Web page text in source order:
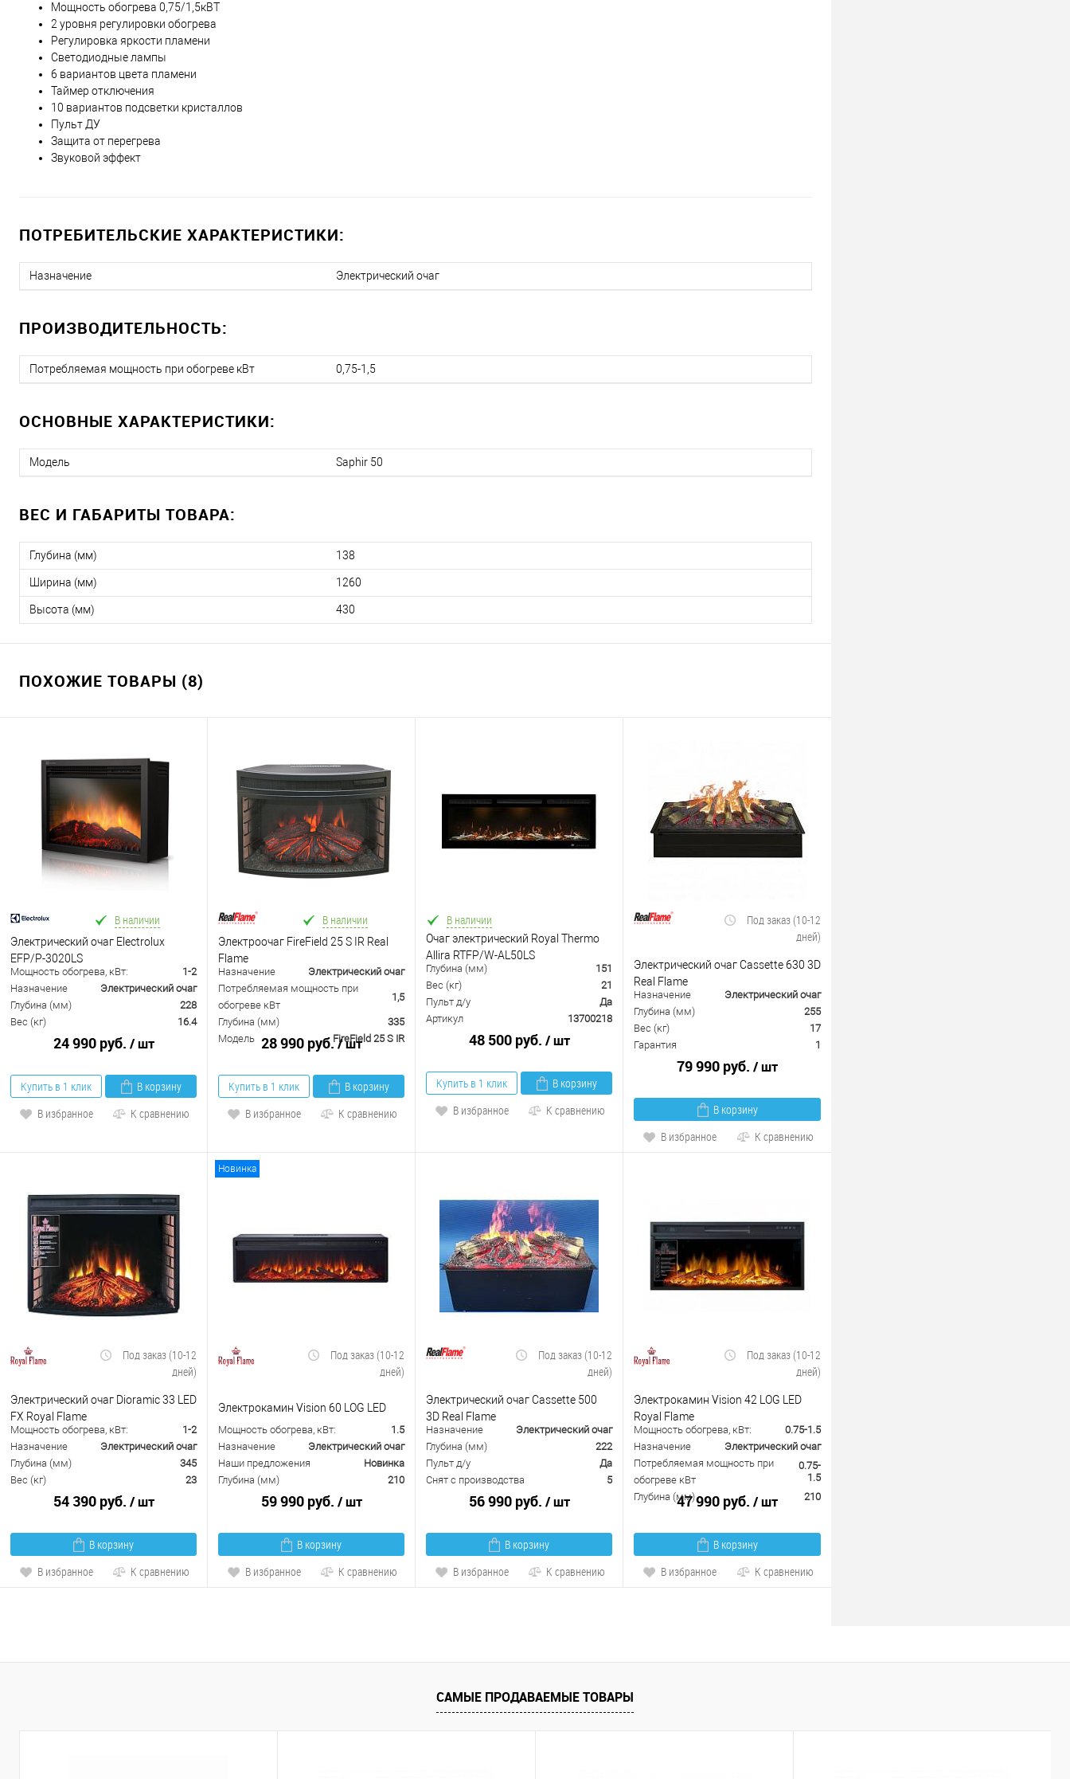
Мощность обогрева 0,75/1,5кВТ
2 уровня регулировки обогрева
Регулировка яркости пламени
Светодиодные лампы
6 вариантов цвета пламени
Таймер отключения
10 вариантов подсветки кристаллов
Пульт ДУ
Защита от перегрева
Звуковой эффект
ПОТРЕБИТЕЛЬСКИЕ ХАРАКТЕРИСТИКИ:
Назначение Электрический очаг
ПРОИЗВОДИТЕЛЬНОСТЬ:
Потребляемая мощность при обогреве кВт 0,75-1,5
ОСНОВНЫЕ ХАРАКТЕРИСТИКИ:
Модель Saphir 50
ВЕС И ГАБАРИТЫ ТОВАРА:
Глубина (мм) 138
Ширина (мм) 1260
Высота (мм) 430
ПОХОЖИЕ ТОВАРЫ (8)
В наличии
Электрический очаг Electrolux
EFP/P-3020LS
Мощность обогрева, кВт:
1-2
Назначение
Электрический очаг
Глубина (мм)
228
Вес (кг)
16.4
24 990 руб. / шт
Купить в 1 клик
В корзину
В избранное
К сравнению
В наличии
Электроочаг FireField 25 S IR Real
Flame
Назначение
Электрический очаг
Потребляемая мощность при
обогреве кВт
1,5
Глубина (мм)
335
Модель
FireField 25 S IR
28 990 руб./ шт
Купить в 1 клик
В корзину
В избранное
К сравнению
В наличии
Очаг электрический Royal Thermo
Allira RTFP/W-AL50LS
Глубина (мм)
151
Вес (кг)
21
Пульт д/у
Да
Артикул
13700218
48 500 руб. / шт
Купить в 1 клик
В корзину
В избранное
К сравнению
Под заказ (10-12
дней)
Электрический очаг Cassette 630 3D
Real Flame
Назначение
Электрический очаг
Глубина (мм)
255
Вес (кг)
17
Гарантия
1
79 990 руб. / шт
В корзину
В избранное
К сравнению
Под заказ (10-12
дней)
Электрический очаг Dioramic 33 LED
FX Royal Flame
Мощность обогрева, кВт:
1-2
Назначение
Электрический очаг
Глубина (мм)
345
Вес (кг)
23
54 390 руб. / шт
В корзину
В избранное
К сравнению
Новинка
Под заказ (10-12
дней)
Электрокамин Vision 60 LOG LED
Мощность обогрева, кВт:
1.5
Назначение
Электрический очаг
Наши предложения
Новинка
Глубина (мм)
210
59 990 руб. / шт
В корзину
В избранное
К сравнению
Под заказ (10-12
дней)
Электрический очаг Cassette 500
3D Real Flame
Назначение
Электрический очаг
Глубина (мм)
222
Пульт д/у
Да
Снят с производства
5
56 990 руб. / шт
В корзину
В избранное
К сравнению
Под заказ (10-12
дней)
Электрокамин Vision 42 LOG LED
Royal Flame
Мощность обогрева, кВт:
0.75-1.5
Назначение
Электрический очаг
Потребляемая мощность при
обогреве кВт
0.75-
1.5
Глубина (мм)
210
47 990 руб. / шт
В корзину
В избранное
К сравнению
САМЫЕ ПРОДАВАЕМЫЕ ТОВАРЫ